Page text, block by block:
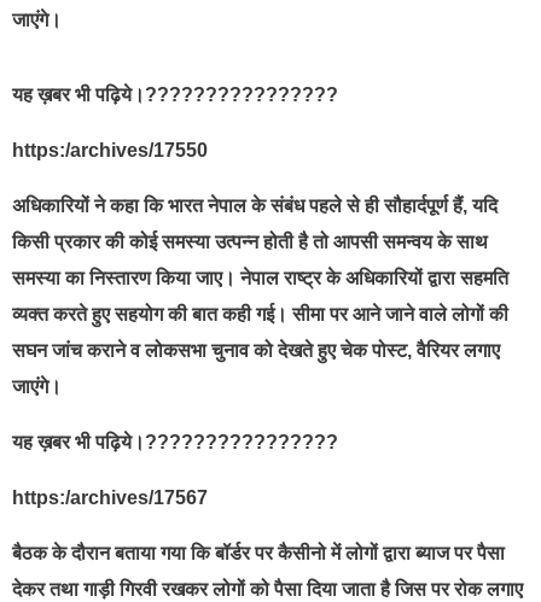
जाएंगे।
यह ख़बर भी पढ़िये।????????????????
https:/archives/17550
अधिकारियों ने कहा कि भारत नेपाल के संबंध पहले से ही सौहार्दपूर्ण हैं, यदि
किसी प्रकार की कोई समस्या उत्पन्न होती है तो आपसी समन्वय के साथ
समस्या का निस्तारण किया जाए। नेपाल राष्ट्र के अधिकारियों द्वारा सहमति
व्यक्त करते हुए सहयोग की बात कही गई। सीमा पर आने जाने वाले लोगों की
सघन जांच कराने व लोकसभा चुनाव को देखते हुए चेक पोस्ट, वैरियर लगाए
जाएंगे।
यह ख़बर भी पढ़िये।????????????????
https:/archives/17567
बैठक के दौरान बताया गया कि बॉर्डर पर कैसीनो में लोगों द्वारा ब्याज पर पैसा
देकर तथा गाड़ी गिरवी रखकर लोगों को पैसा दिया जाता है जिस पर रोक लगाए